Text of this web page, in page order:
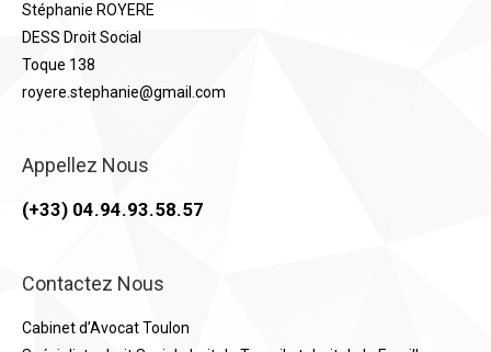
Stéphanie ROYERE
DESS Droit Social
Toque 138
royere.stephanie@gmail.com
Appellez Nous
(+33) 04.94.93.58.57
Contactez Nous
Cabinet d’Avocat Toulon